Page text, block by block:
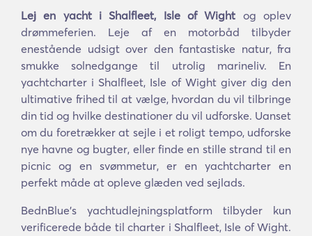
Lej en yacht i Shalfleet, Isle of Wight og oplev
drømmeferien. Leje af en motorbåd tilbyder
enestående udsigt over den fantastiske natur, fra
smukke solnedgange til utrolig marineliv. En
yachtcharter i Shalfleet, Isle of Wight giver dig den
ultimative frihed til at vælge, hvordan du vil tilbringe
din tid og hvilke destinationer du vil udforske. Uanset
om du foretrækker at sejle i et roligt tempo, udforske
nye havne og bugter, eller finde en stille strand til en
picnic og en svømmetur, er en yachtcharter en
perfekt måde at opleve glæden ved sejlads.
BednBlue's yachtudlejningsplatform tilbyder kun
verificerede både til charter i Shalfleet, Isle of Wight.